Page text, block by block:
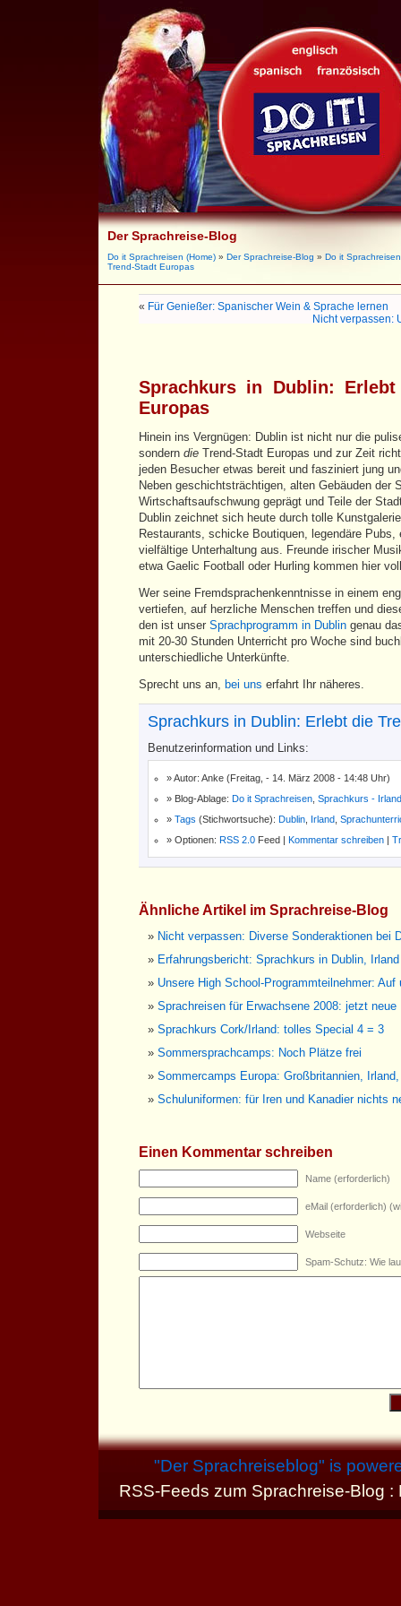
Der Sprachreise-Blog
Do it Sprachreisen (Home) » Der Sprachreise-Blog » Do it Sprachreisen
Trend-Stadt Europas
« Für Genießer: Spanischer Wein & Sprache lernen
Nicht verpassen:
Sprachkurs in Dublin: Erlebt
Europas
Hinein ins Vergnügen: Dublin ist nicht nur die
sondern die Trend-Stadt Europas und zur Zeit
jeden Besucher etwas bereit und fasziniert jung
Neben geschichtsträchtigen, alten Gebäuden der
Wirtschaftsaufschwung geprägt und Teile der
Dublin zeichnet sich heute durch tolle
Restaurants, schicke Boutiquen, legendäre Pubs,
vielfältige Unterhaltung aus. Freunde irischer
etwa Gaelic Football oder Hurling kommen hier
Wer seine Fremdsprachenkenntnisse in einem
vertiefen, auf herzliche Menschen treffen und
den ist unser Sprachprogramm in Dublin genau
mit 20-30 Stunden Unterricht pro Woche sind
unterschiedliche Unterkünfte.
Sprecht uns an, bei uns erfahrt Ihr näheres.
Sprachkurs in Dublin: Erlebt die
Benutzerinformation und Links:
Autor: Anke (Freitag, - 14. März 2008 - 14:48 Uhr)
Blog-Ablage: Do it Sprachreisen Sprachkurs - Irland
Tags (Stichwortsuche): Dublin Irland
Optionen: RSS 2.0 Feed | Kommentar schreiben |
Ähnliche Artikel im Sprachreise-Blog
Nicht verpassen: Diverse Sonderaktionen bei
Erfahrungsbericht: Sprachkurs in Dublin, Irland
Unsere High School-Programmteilnehmer: Auf
Sprachreisen für Erwachsene 2008: jetzt neue
Sprachkurs Cork/Irland: tolles Special 4 = 3
Sommersprachcamps: Noch Plätze frei
Sommercamps Europa: Großbritannien,
Schuluniformen: für Iren und Kanadier nichts
Einen Kommentar schreiben
Name (erforderlich)
eMail (erforderlich)
Webseite
Spam-Schutz: Wie
"Der Sprachreiseblog" is
RSS-Feeds zum Sprachreise-Blog :